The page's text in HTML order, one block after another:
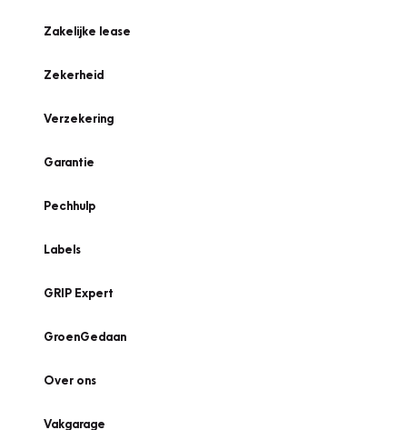
Zakelijke lease
Zekerheid
Verzekering
Garantie
Pechhulp
Labels
GRIP Expert
GroenGedaan
Over ons
Vakgarage